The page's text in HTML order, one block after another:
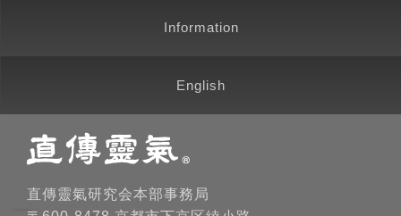
Information
English
直傳靈氣研究会本部事務局